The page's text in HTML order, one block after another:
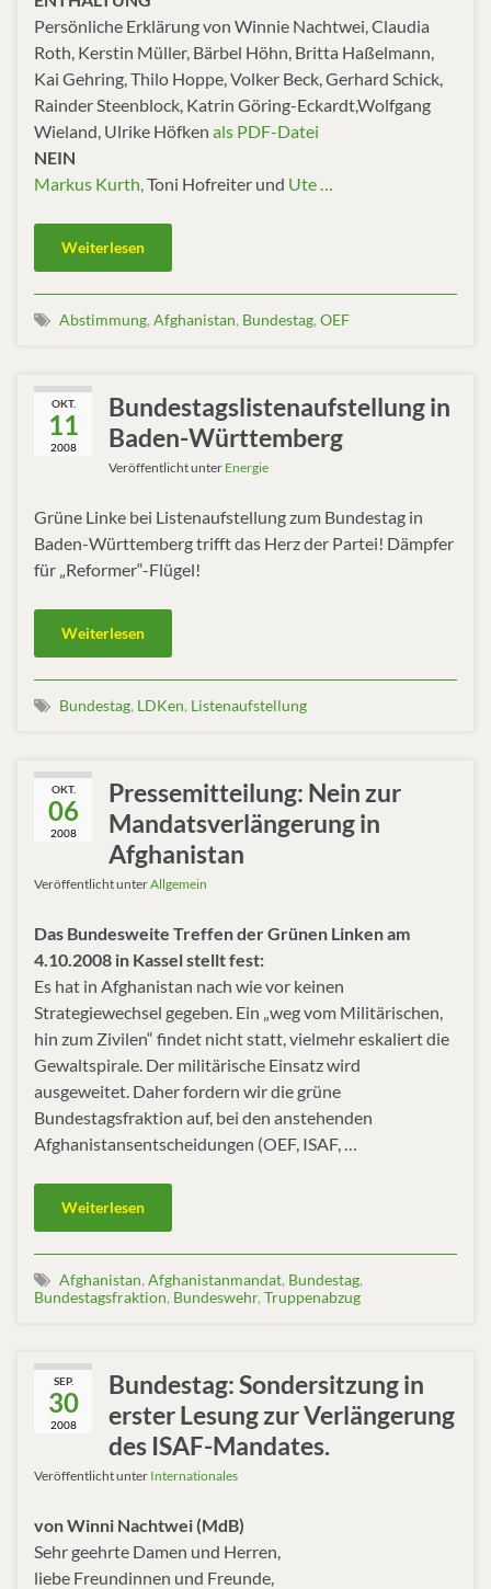
Persönliche Erklärung von Winnie Nachtwei, Claudia
Roth, Kerstin Müller, Bärbel Höhn, Britta Haßelmann,
Kai Gehring, Thilo Hoppe, Volker Beck, Gerhard Schick,
Rainder Steenblock, Katrin Göring-Eckardt,Wolfgang
Wieland, Ulrike Höfken als PDF-Datei
NEIN
Markus Kurth,Toni Hofreiter und Ute …
Weiterlesen
Abstimmung, Afghanistan, Bundestag, OEF
OKT.
11
2008
Bundestagslistenaufstellung in
Baden-Württemberg
Veröffentlicht unter Energie
Grüne Linke bei Listenaufstellung zum Bundestag in
Baden-Württemberg trifft das Herz der Partei! Dämpfer
für „Reformer“-Flügel!
Weiterlesen
Bundestag, LDKen, Listenaufstellung
OKT.
06
2008
Pressemitteilung: Nein zur
Mandatsverlängerung in
Afghanistan
Veröffentlicht unterAllgemein
Das Bundesweite Treffen der Grünen Linken am
4.10.2008 in Kassel stellt fest:
Es hat in Afghanistan nach wie vor keinen
Strategiewechsel gegeben. Ein „weg vom Militärischen,
hin zum Zivilen“ findet nicht statt, vielmehr eskaliert die
Gewaltspirale. Der militärische Einsatz wird
ausgeweitet. Daher fordern wir die grüne
Bundestagsfraktion auf, bei den anstehenden
Afghanistansentscheidungen (OEF, ISAF, …
Weiterlesen
Afghanistan, Afghanistanmandat, Bundestag,
Bundestagsfraktion, Bundeswehr, Truppenabzug
SEP.
30
2008
Bundestag: Sondersitzung in
erster Lesung zur Verlängerung
des ISAF-Mandates.
Veröffentlicht unter Internationales
von Winni Nachtwei (MdB)
Sehr geehrte Damen und Herren,
liebe Freundinnen und Freunde,